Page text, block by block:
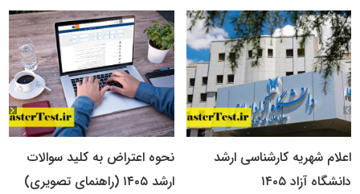
اعلام شهریه کارشناسی ارشد
دانشگاه آزاد ۱۴۰۵
نحوه اعتراض به کلید سوالات
ارشد ۱۴۰۵ (راهنمای تصویری)